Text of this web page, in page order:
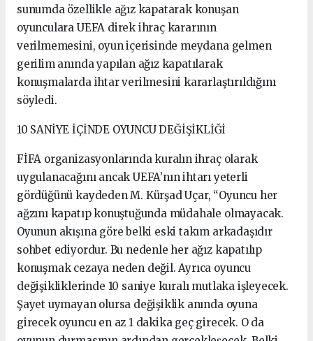
sunumda özellikle ağız kapatarak konuşan
oyunculara UEFA direk ihraç kararının
verilmemesini, oyun içerisinde meydana gelmen
gerilim anında yapılan ağız kapatılarak
konuşmalarda ihtar verilmesini kararlaştırıldığını
söyledi.
10 SANİYE İÇİNDE OYUNCU DEĞİŞİKLİĞİ
FİFA organizasyonlarında kuralın ihraç olarak
uygulanacağını ancak UEFA’nın ihtarı yeterli
gördüğünü kaydeden M. Kürşad Uçar, “Oyuncu her
ağzını kapatıp konuştuğunda müdahale olmayacak.
Oyunun akışına göre belki eski takım arkadaşıdır
sohbet ediyordur. Bu nedenle her ağız kapatılıp
konuşmak cezaya neden değil. Ayrıca oyuncu
değişikliklerinde 10 saniye kuralı mutlaka işleyecek.
Şayet uymayan olursa değişiklik anında oyuna
girecek oyuncu en az 1 dakika geç girecek. O da